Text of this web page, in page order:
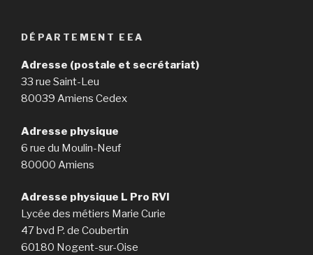
DÉPARTEMENT EEA
Adresse (postale et secrétariat)
33 rue Saint-Leu
80039 Amiens Cedex
Adresse physique
6 rue du Moulin-Neuf
80000 Amiens
Adresse physique L Pro RVI
Lycée des métiers Marie Curie
47 bvd P. de Coubertin
60180 Nogent-sur-Oise